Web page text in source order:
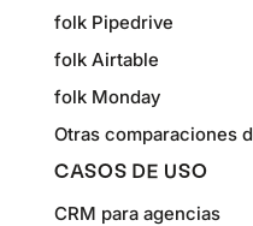
folk Pipedrive
folk Airtable
folk Monday
Otras comparaciones
CASOS DE USO
CRM para agencias